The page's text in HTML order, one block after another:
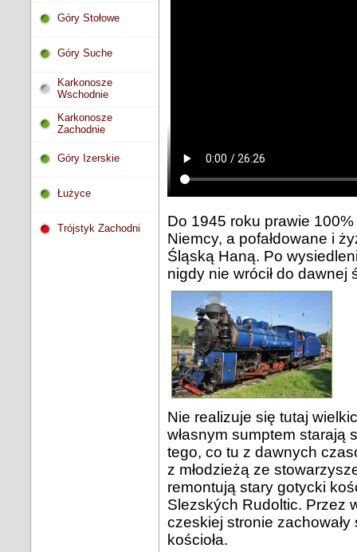
Góry Stołowe
Góry Suche
Karkonosze
Wschodnie
Karkonosze
Zachodnie
Góry Izerskie
Łużyce
Trójstyk Zachodni
Do 1945 roku prawie
Niemcy, a pofałdowane i
Śląską Haną. Po
nigdy nie wrócił do dawnej
Nie realizuje się tutaj
własnym sumptem starają
tego, co tu z dawnych
z młodzieżą ze
remontują stary gotycki
Slezských Rudoltic. Przez
czeskiej stronie
kościoła.